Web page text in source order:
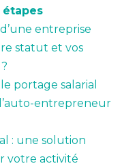
entreprise
statut et vos
portage salarial
entrepreneur
: une solution
votre activité